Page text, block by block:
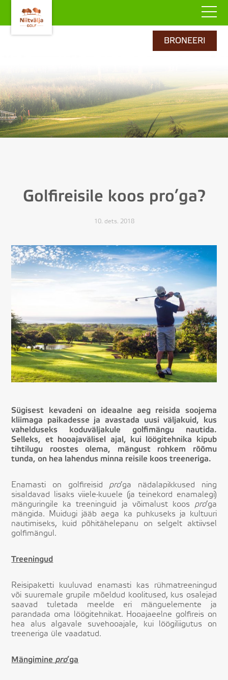
BRONEERI
Golfireisile koos pro’ga?
10. dets. 2018
Sügisest kevadeni on ideaalne aeg reisida soojema
kliimaga paikadesse ja avastada uusi väljakuid, kus
vahelduseks koduväljakule golfimängu nautida.
Selleks, et hooajavälisel ajal, kui löögitehnika kipub
tihtilugu roostes olema, mängust rohkem rõõmu
tunda, on hea lahendus minna reisile koos treeneriga.
Enamasti on golfireisid pro’ga nädalapikkused ning
sisaldavad lisaks viiele-kuuele (ja teinekord enamalegi)
mänguringile ka treeninguid ja võimalust koos pro’ga
mängida. Muidugi jääb aega ka puhkuseks ja kultuuri
nautimiseks, kuid põhitähelepanu on selgelt aktiivsel
golfimängul.
Treeningud
Reisipaketti kuuluvad enamasti kas rühmatreeningud
või suuremale grupile mõeldud koolitused, kus osalejad
saavad tuletada meelde eri mänguelemente ja
parandada oma löögitehnikat. Hooajaeelne golfireis on
hea alus algavale suvehooajale, kui löögiliigutus on
treeneriga üle vaadatud.
Mängimine pro’ga